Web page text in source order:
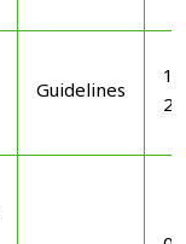
Guidelines